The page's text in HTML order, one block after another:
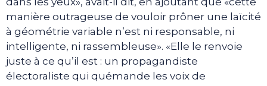
manière outrageuse de vouloir prôner une laïcité
à géométrie variable n’est ni responsable, ni
intelligente, ni rassembleuse». «Elle le renvoie
juste à ce qu’il est : un propagandiste
électoraliste qui quémande les voix de